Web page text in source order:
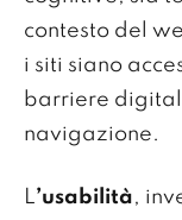
contesto del
i siti siano
barriere
navigazione.
L’usabilità,